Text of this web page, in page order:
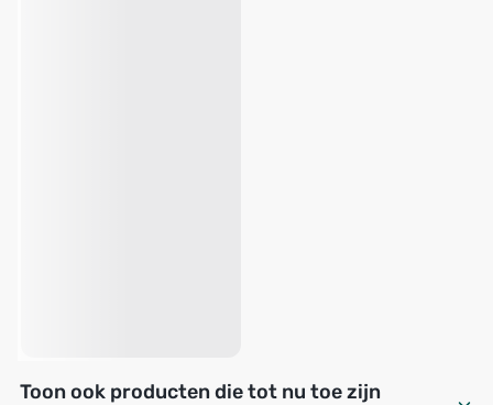
Toon ook producten die tot nu toe zijn